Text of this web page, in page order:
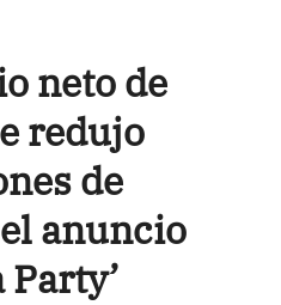
neto de
redujo
de
anuncio